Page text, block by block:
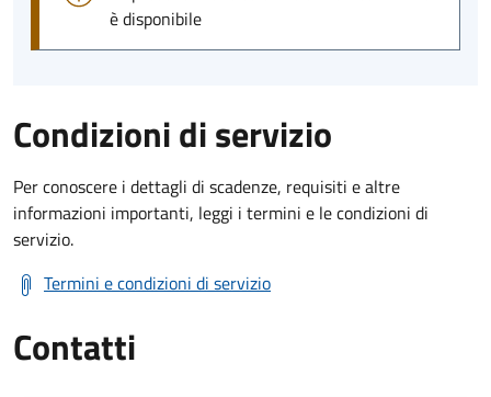
è disponibile
Condizioni di servizio
Per conoscere i dettagli di scadenze, requisiti e altre
informazioni importanti, leggi i termini e le condizioni di
servizio.
Termini e condizioni di servizio
Contatti